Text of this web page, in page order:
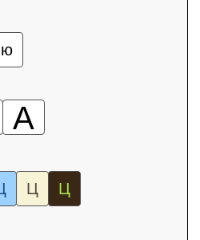
А
Ц Ц